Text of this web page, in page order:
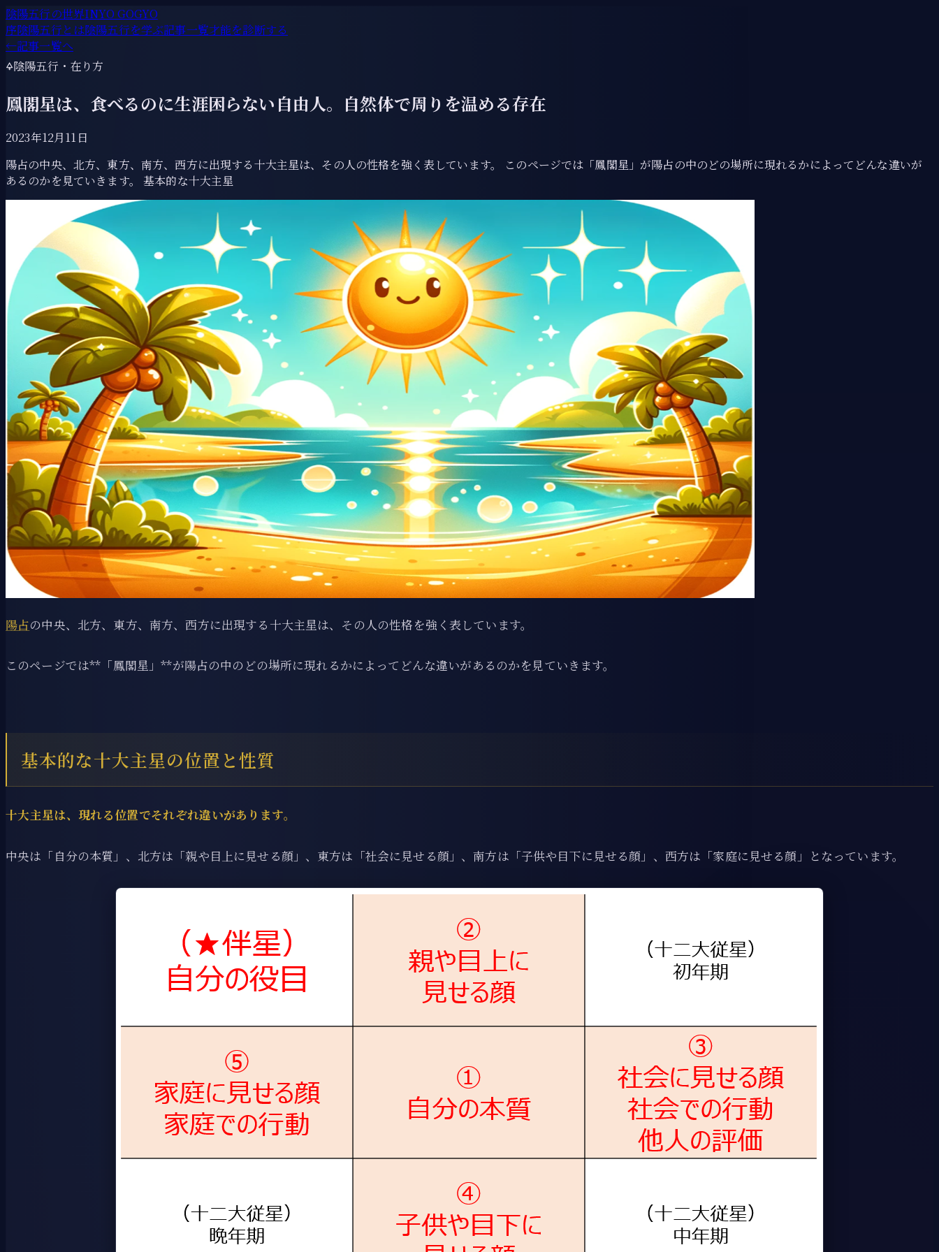
陰陽五行の世界INYO GOGYO
序陰陽五行とは陰陽五行を学ぶ記事一覧才能を診断する
←記事一覧へ
🜍陰陽五行・在り方
鳳閣星は、食べるのに生涯困らない自由人。自然体で周りを温める存在
2023年12月11日
陽占の中央、北方、東方、南方、西方に出現する十大主星は、その人の性格を強く表しています。 このページでは「鳳閣星」が陽占の中のどの場所に現れるかによってどんな違いが
あるのかを見ていきます。 基本的な十大主星
陽占の中央、北方、東方、南方、西方に出現する十大主星は、その人の性格を強く表しています。
このページでは**「鳳閣星」**が陽占の中のどの場所に現れるかによってどんな違いがあるのかを見ていきます。
基本的な十大主星の位置と性質
十大主星は、現れる位置でそれぞれ違いがあります。
中央は「自分の本質」、北方は「親や目上に見せる顔」、東方は「社会に見せる顔」、南方は「子供や目下に見せる顔」、西方は「家庭に見せる顔」となっています。